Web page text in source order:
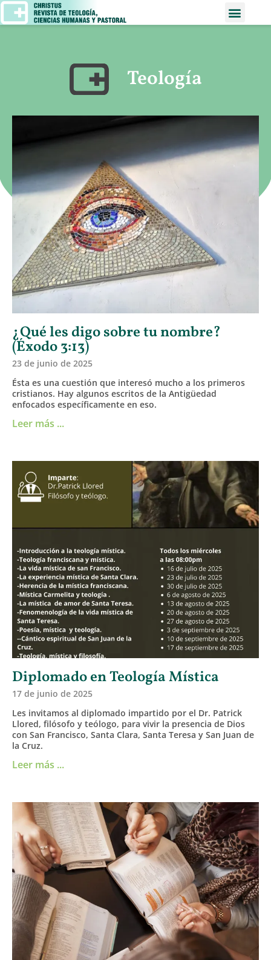
Teología
¿Qué les digo sobre tu nombre?
(Éxodo 3:13)
23 de junio de 2025
Ésta es una cuestión que interesó mucho a los primeros
cristianos. Hay algunos escritos de la Antigüedad
enfocados específicamente en eso.
Leer más ...
Diplomado en Teología Mística
17 de junio de 2025
Les invitamos al diplomado impartido por el Dr. Patrick
Llored, filósofo y teólogo, para vivir la presencia de Dios
con San Francisco, Santa Clara, Santa Teresa y San Juan de
la Cruz.
Leer más ...